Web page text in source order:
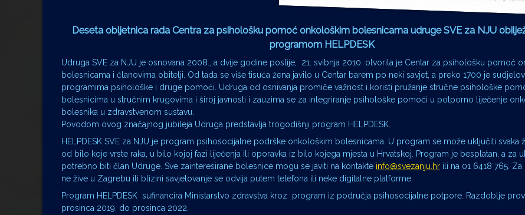
Deseta obljetnica rada Centra za psihološku pomoć onkološkim bolesnicama udruge SVE za NJU
programom HELPDESK
Udruga SVE za NJU je osnovana 2008., a dvije godine poslije, 21. svibnja 2010. otvorila je Centar za psihološku pomoć
bolesnicama i članovima obitelji. Od tada se više tisuća žena javilo u Centar barem po neki savjet, a preko 1700 je
programima psihološke i druge pomoći. Udruga od osnivanja promiče važnost i koristi pružanje stručne psihološke
bolesnicima u stručnim krugovima i široj javnosti i zauzima se za integriranje psihološke pomoći u potporno liječenje
bolesnika u zdravstvenom sustavu.
Povodom ovog značajnog jubileja Udruga predstavlja trogodišnji program HELPDESK.
HELPDESK SVE za NJU je program psihosocijalne podrške onkološkim bolesnicama. U program se može uključiti svaka
od bilo koje vrste raka, u bilo kojoj fazi liječenja ili oporavka iz bilo kojega mjesta u Hrvatskoj. Program je besplatan, a za
potrebno biti član Udruge. Sve zainteresirane bolesnice mogu se javiti na kontakte info@svezanju.hr ili na 01 6418 765.
ne žive u Zagrebu ili blizini savjetovanje se odvija putem telefona ili neke digitalne platforme.
Program HELPDESK sufinancira Ministarstvo zdravstva kroz program iz područja psihosocijalne potpore. Razdoblje
prosinca 2019. do prosinca 2022.